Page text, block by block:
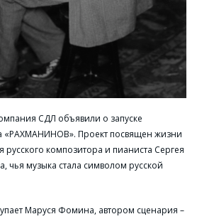
СДЛ объявили о запуске
«РАХМАНИНОВ». Проект посвящен жизни
русского композитора и пианиста Сергея
чья музыка стала символом русской
Маруся Фомина, автором сценария –